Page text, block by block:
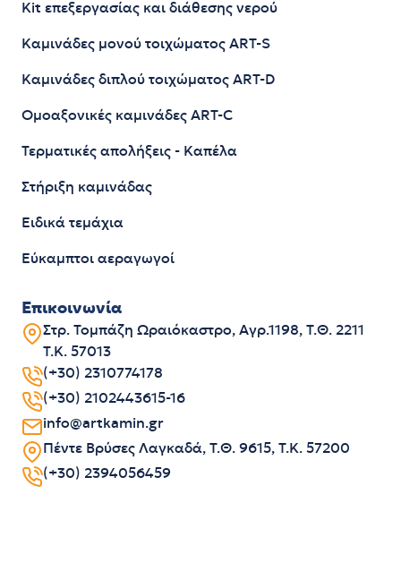
Kit επεξεργασίας και διάθεσης νερού
Καμινάδες μονού τοιχώματος ART-S
Καμινάδες διπλού τοιχώματος ART-D
Ομοαξονικές καμινάδες ART-C
Τερματικές απολήξεις - Καπέλα
Στήριξη καμινάδας
Ειδικά τεμάχια
Εύκαμπτοι αεραγωγοί
Επικοινωνία
Στρ. Τομπάζη Ωραιόκαστρο, Αγρ.1198, Τ.Θ. 2211
Τ.Κ. 57013
(+30) 2310774178
(+30) 2102443615-16
info@artkamin.gr
Πέντε Βρύσες Λαγκαδά, Τ.Θ. 9615, Τ.Κ. 57200
(+30) 2394056459